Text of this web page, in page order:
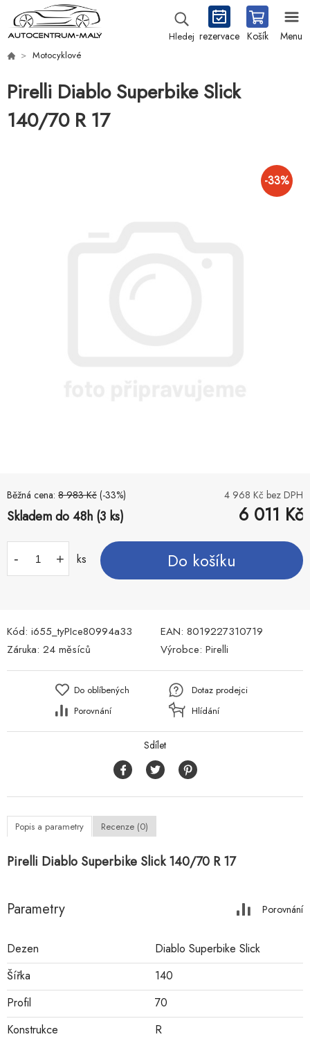
Hledej rezervace Košík Menu
Motocyklové
Pirelli Diablo Superbike Slick
140/70 R 17
-33%
Běžná cena: 8 983 Kč (-33%) 4 968 Kč bez DPH
Skladem do 48h (3 ks) 6 011 Kč
- + ks Do košíku
Kód: i655_tyPIce80994a33 EAN: 8019227310719
Záruka: 24 měsíců Výrobce: Pirelli
Do oblíbených
Porovnání
Dotaz prodejci
Hlídání
Sdílet
Popis a parametry Recenze (0)
Pirelli Diablo Superbike Slick 140/70 R 17
Parametry Porovnání
Dezen
Diablo Superbike Slick
Šířka
140
Profil
70
Konstrukce
R